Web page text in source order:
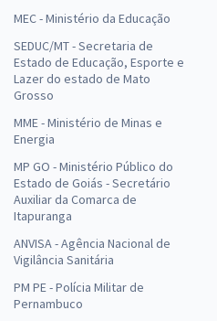
MEC - Ministério da Educação
SEDUC/MT - Secretaria de
Estado de Educação, Esporte e
Lazer do estado de Mato
Grosso
MME - Ministério de Minas e
Energia
MP GO - Ministério Público do
Estado de Goiás - Secretário
Auxiliar da Comarca de
Itapuranga
ANVISA - Agência Nacional de
Vigilância Sanitária
PM PE - Polícia Militar de
Pernambuco